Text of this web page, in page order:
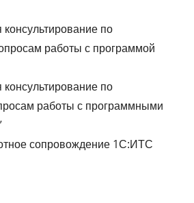
по
работы с программой
по
работы с программными
сопровождение 1С:ИТС